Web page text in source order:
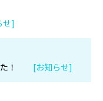
せ]
！
[お知らせ]